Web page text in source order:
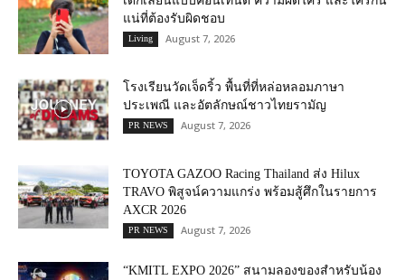
แน่ที่ต้องรับผิดชอบ
Living August 7, 2026
โรงเรียนวัดเจ็ดริ้ว พื้นที่ที่หล่อหลอมภาษา
ประเพณี และอัตลักษณ์ชาวไทยรามัญ
PR NEWS August 7, 2026
TOYOTA GAZOO Racing Thailand ส่ง Hilux
TRAVO พิสูจน์ความแกร่ง พร้อมสู้ศึกในรายการ
AXCR 2026
PR NEWS August 7, 2026
“KMITL EXPO 2026” สนามลองของสำหรับน้อง